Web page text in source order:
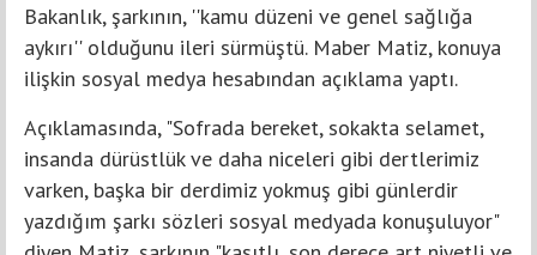
Bakanlık, şarkının, ''kamu düzeni ve genel sağlığa
aykırı'' olduğunu ileri sürmüştü. Maber Matiz, konuya
ilişkin sosyal medya hesabından açıklama yaptı.
Açıklamasında, "Sofrada bereket, sokakta selamet,
insanda dürüstlük ve daha niceleri gibi dertlerimiz
varken, başka bir derdimiz yokmuş gibi günlerdir
yazdığım şarkı sözleri sosyal medyada konuşuluyor"